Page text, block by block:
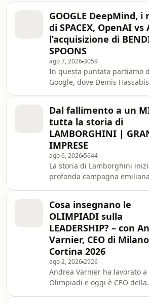
GOOGLE DeepMind,
di SPACEX, OpenAI vs
l’acquisizione di
SPOONS
ago 7, 20263059
In questa puntata partiamo
Google, dove Demis
Poi guardiamo i primi
SpaceX da società quotata e ci
chiediamo che azienda sia
davvero: spazio, connettività o
infrastruttura per
artificiale? Torniamo anche
OpenAI, dagli agenti che
coordinarsi fuori da un
Dal fallimento a un
tutta la storia di
LAMBORGHINI |
IMPRESE
ago 6, 2026 5644
La storia di Lamborghini
profonda campagna emiliana
fatto fortuna vendendo
toro, simbolo di Lamborghini,
accompagna una storia
anni, che ha trasformato
in veri e propri gioielli ambiti
il mondo. Ma la storia di
quest'azienda è tutt'altro
fatta di scommesse,
Cosa insegnano le
OLIMPIADI sulla
LEADERSHIP? – con
Varnier, CEO di
Cortina 2026
ago 2, 20262926
Andrea Varnier ha lavorato
Olimpiadi e oggi è CEO della